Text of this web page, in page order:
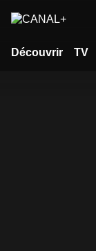
Découvrir TV